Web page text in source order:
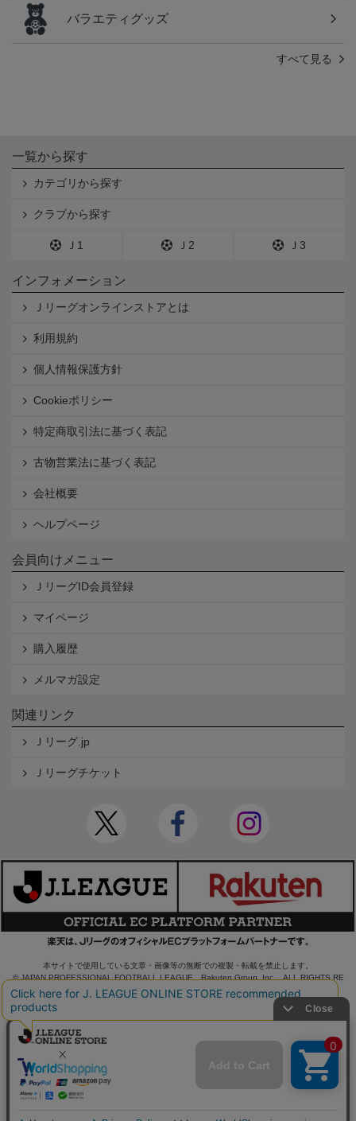
バラエティグッズ
すべて見る
一覧から探す
カテゴリから探す
クラブから探す
Ｊ1 Ｊ2 Ｊ3
インフォメーション
Ｊリーグオンラインストアとは
利用規約
個人情報保護方針
Cookieポリシー
特定商取引法に基づく表記
古物営業法に基づく表記
会社概要
ヘルプページ
会員向けメニュー
ＪリーグID会員登録
マイページ
購入履歴
メルマガ設定
関連リンク
Ｊリーグ.jp
Ｊリーグチケット
本サイトで使用している文章・画像等の無断での複製・転載を禁止します。
© JAPAN PROFESSIONAL FOOTBALL LEAGUE Rakuten Group, Inc. ALL RIGHTS RE
SERVED.